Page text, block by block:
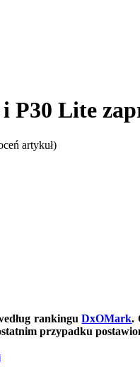
P30 Lite
artykuł)
rankinguDxOMark.
przypadku